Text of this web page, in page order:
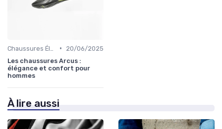
•
20/06/2025
Les chaussures Arcus :
élégance et confort pour
hommes
À lire aussi